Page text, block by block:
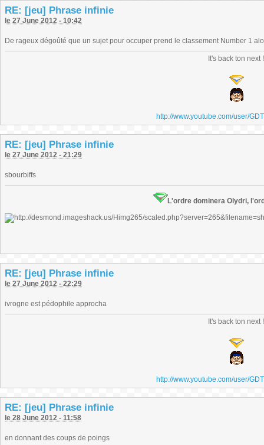
RE: [jeu] Phrase infinie
le 27 June 2012 - 10:42
De rageux dégoûté que un sujet pour occuper prend le classement Number 1
It's back ton next !
http://www.youtube.com/user/
RE: [jeu] Phrase infinie
le 27 June 2012 - 21:29
sbourbiffs
L'ordre dominera Olydri,
RE: [jeu] Phrase infinie
le 27 June 2012 - 22:29
ivrogne est pédophile approcha
It's back ton next !
http://www.youtube.com/user/
RE: [jeu] Phrase infinie
le 28 June 2012 - 11:58
en donnant des coups de poings